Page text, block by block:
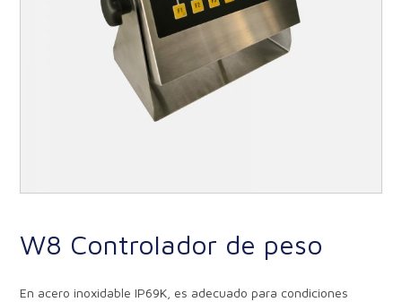
W8 Controlador de peso
En acero inoxidable IP69K, es adecuado para condiciones